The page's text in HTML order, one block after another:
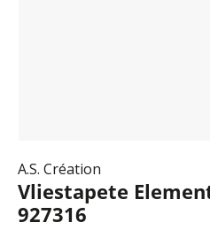
A.S. Création
Vliestapete
927316